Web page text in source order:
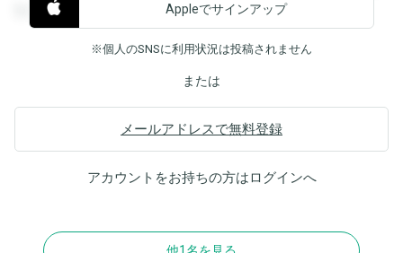
覧することができます。
Appleでサインアップ
※個人のSNSに利用状況は投稿されません
または
メールアドレスで無料登録
アカウントをお持ちの方はログインへ
他1名を見る